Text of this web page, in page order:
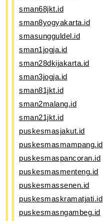
sman68jkt.id
sman8yogyakarta.id
smasungguldel.id
sman1jogja.id
sman28dkijakarta.id
sman3jogja.id
sman81jkt.id
sman2malang.id
sman21jkt.id
puskesmasjakut.id
puskesmasmampang.id
puskesmaspancoran.id
puskesmasmenteng.id
puskesmassenen.id
puskesmaskramatjati.id
puskesmasngambeg.id